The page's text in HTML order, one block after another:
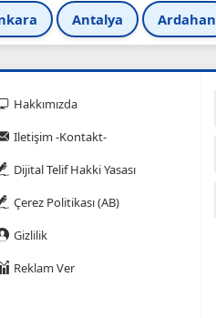
Antalya Ardahan
Hakkımızda
Iletişim -Kontakt-
Dijital Telif Hakki Yasası
Çerez Politikası (AB)
Gizlilik
Reklam Ver